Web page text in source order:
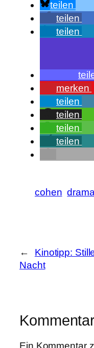
teilen
teilen
teilen
merken
teilen
teilen
teilen
teilen
cohen
←
Kinotipp:
Nacht
Ein Kommentar